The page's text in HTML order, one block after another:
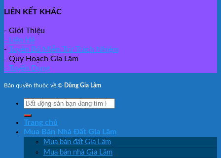
LIÊN KẾT KHÁC
- Giới Thiệu
- Liên Hệ
- Tuyên Bố Miễn Trừ Trách Nhiệm
- Quy Hoạch Gia Lâm
- Tuyển Dụng
Bản quyền thuộc về © Dũng Gia Lâm
Search
for:
Trang chủ
Mua Bán Nhà Đất Gia Lâm
Mua bán đất Gia Lâm
Mua bán nhà Gia Lâm